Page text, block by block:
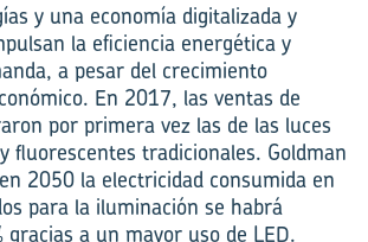
y una economía digitalizada y
la eficiencia energética y
a pesar del crecimiento
En 2017, las ventas de
por primera vez las de las luces
fluorescentes tradicionales. Goldman
2050 la electricidad consumida en
para la iluminación se habrá
gracias a un mayor uso de LED.